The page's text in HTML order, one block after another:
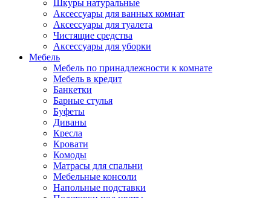
Шкуры натуральные
Аксессуары для ванных комнат
Аксессуары для туалета
Чистящие средства
Аксессуары для уборки
Мебель
Мебель по принадлежности к комнате
Мебель в кредит
Банкетки
Барные стулья
Буфеты
Диваны
Кресла
Кровати
Комоды
Матрасы для спальни
Мебельные консоли
Напольные подставки